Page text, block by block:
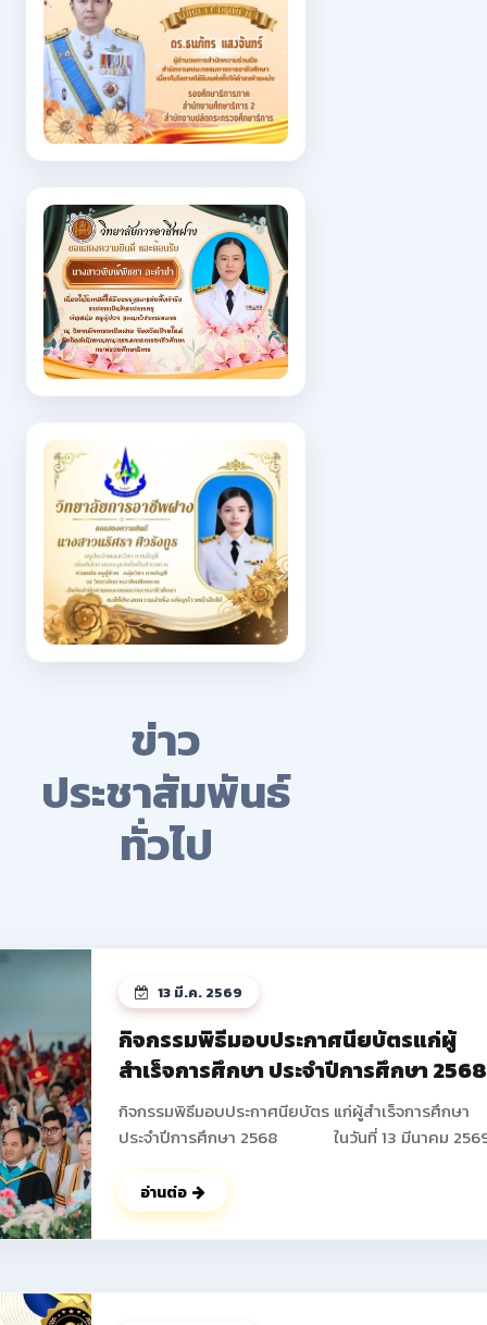
ข่าว
ประชาสัมพันธ์
ทั่วไป
13 มี.ค. 2569
กิจกรรมพิธีมอบประกาศนียบัตรแก่ผู้
สำเร็จการศึกษา ประจำปีการศึกษา 2568
กิจกรรมพิธีมอบประกาศนียบัตร แก่ผู้สำเร็จการศึกษา
ประจำปีการศึกษา 2568 ในวันที่ 13 มีนาคม 2569
ประกาศนียบัตร แก่ผู้สำเร็จการศึกษา ประจำปีการศึกษา
2568 ซึ่งมีนักเรียน นักศึกษาที่เข้าร่วมกิจกรรมในครั้งนี้
จำนวนทั้งสิ้น 673 คน โดยมีนายปัญญา ช่างงาน ผู้อำน
อ่านต่อ